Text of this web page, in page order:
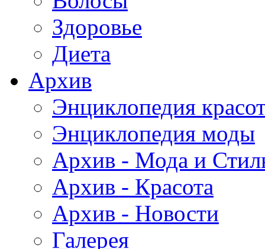
Здоровье
Диета
Архив
Энциклопедия
Энциклопедия моды
Архив - Мода и
Архив - Красота
Архив - Новости
Галерея